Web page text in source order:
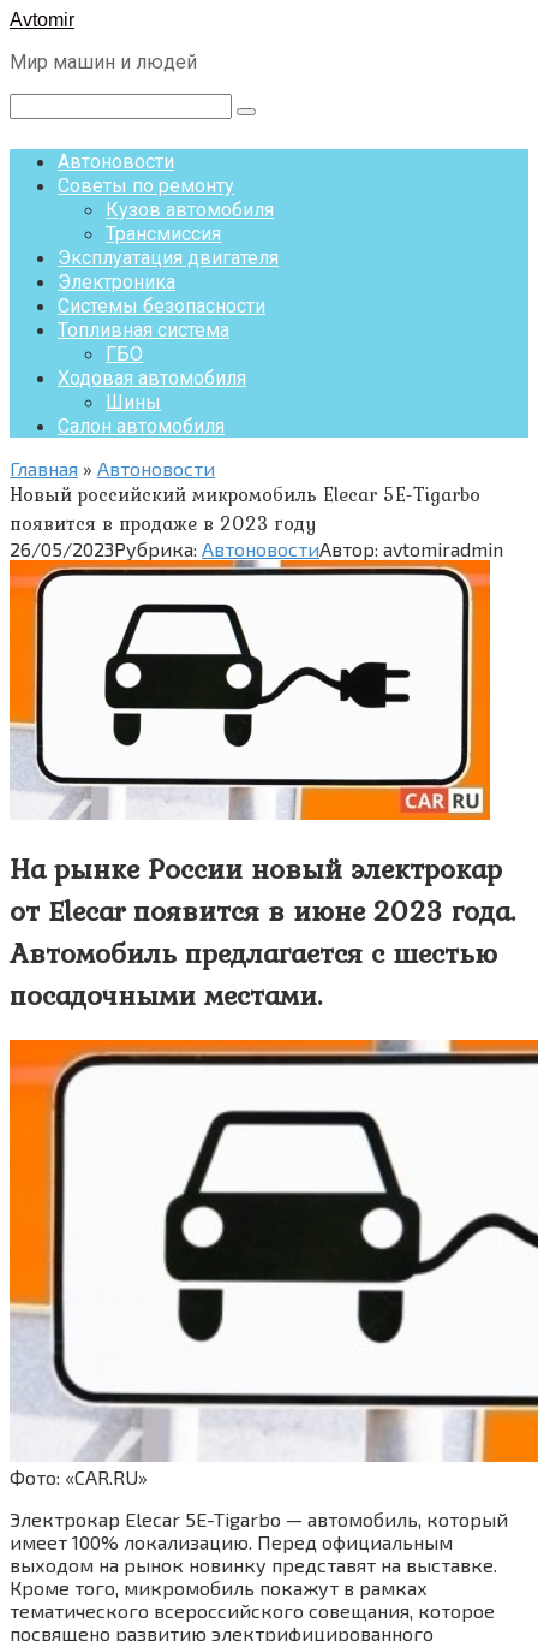
Перейти
контенту
Avtomir
Мир машин и людей
Поиск:
Автоновости
Советы по ремонту
Кузов автомобиля
Трансмиссия
Эксплуатация двигателя
Электроника
Системы безопасности
Топливная система
ГБО
Ходовая автомобиля
Шины
Салон автомобиля
Главная » Автоновости
Новый российский микромобиль Elecar 5E-Tigarbo
появится в продаже в 2023 году
26/05/2023Рубрика: АвтоновостиАвтор: avtomiradmin
На рынке России новый электрокар
от Elecar появится в июне 2023 года.
Автомобиль предлагается с шестью
посадочными местами.
Фото: «CAR.RU»
Электрокар Elecar 5E-Tigarbo — автомобиль, который
имеет 100% локализацию. Перед официальным
выходом на рынок новинку представят на выставке.
Кроме того, микромобиль покажут в рамках
тематического всероссийского совещания, которое
посвящено развитию электрифицированного